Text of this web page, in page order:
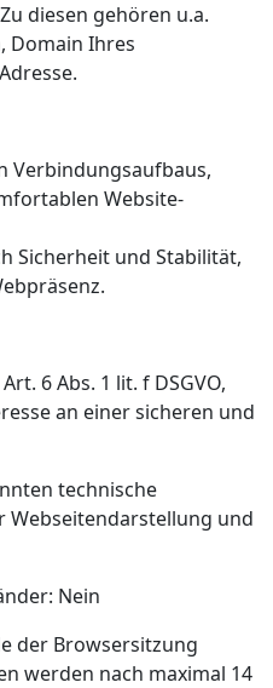
diesen gehören u.a.
Domain Ihres
Verbindungsaufbaus,
Website-
Sicherheit und Stabilität,
6 Abs. 1 lit. f DSGVO,
an einer sicheren und
technische
Webseitendarstellung und
Nein
der Browsersitzung
werden nach maximal 14